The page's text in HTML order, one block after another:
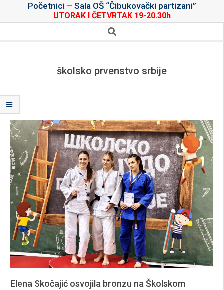
Početnici – Sala OŠ “Čibukovački partizani”
UTORAK I ČETVRTAK 19-20.30h
Search
školsko prvenstvo srbije
Elena Skočajić osvojila bronzu na Školskom